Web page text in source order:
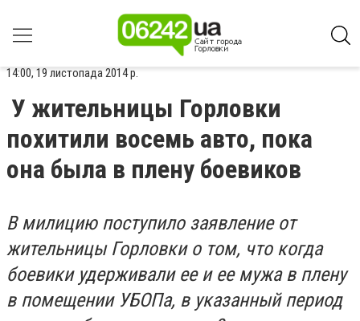
14:00, 19 листопада 2014 р.
У жительницы Горловки
похитили восемь авто, пока
она была в плену боевиков
В милицию поступило заявление от
жительницы Горловки о том, что когда
боевики удерживали ее и ее мужа в плену
в помещении УБОПа, в указанный период